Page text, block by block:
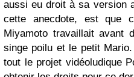
aussi eu droit à sa version
cette anecdote, est que
Miyamoto travaillait avant
singe poilu et le petit
tout le projet vidéoludique